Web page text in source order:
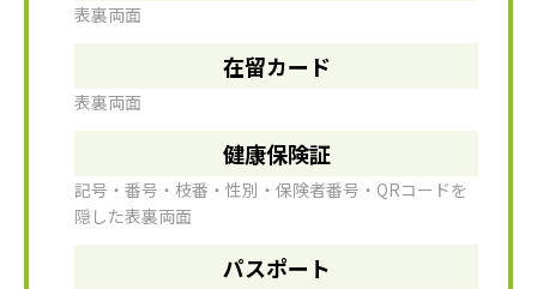
表裏両面
在留カード
表裏両面
健康保険証
記号・番号・枝番・性別・保険者番号・QRコードを
隠した表裏両面
パスポート